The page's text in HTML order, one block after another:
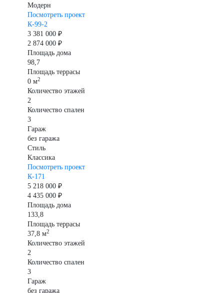
Модерн
Посмотреть проект
К-99-2
3 381 000 ₽
2 874 000 ₽
Площадь дома
98,7
Площадь террасы
0 м2
Количество этажей
2
Количество спален
3
Гараж
без гаража
Стиль
Классика
Посмотреть проект
К-171
5 218 000 ₽
4 435 000 ₽
Площадь дома
133,8
Площадь террасы
37,8 м2
Количество этажей
2
Количество спален
3
Гараж
без гаража